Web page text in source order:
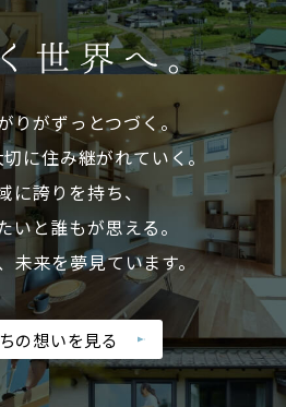
りがずっとつづく。
に住み継がれていく。
に誇りを持ち、
いと誰もが思える。
未来を夢見ています。
の想いを見る